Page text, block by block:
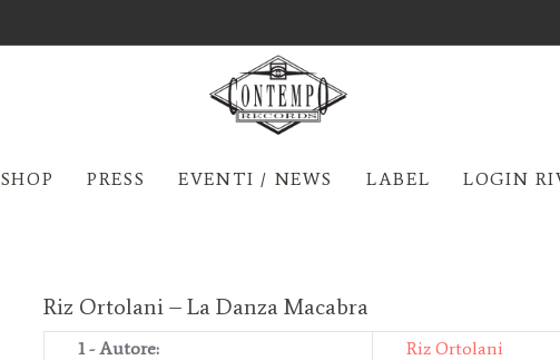
SHOP PRESS EVENTI / NEWS LABEL LOGIN
Riz Ortolani – La Danza Macabra
1 - Autore:
Riz Ortolani